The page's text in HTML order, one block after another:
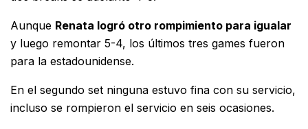
Aunque Renata logró otro rompimiento para igualar
y luego remontar 5-4, los últimos tres games fueron
para la estadounidense.
En el segundo set ninguna estuvo fina con su servicio,
incluso se rompieron el servicio en seis ocasiones.